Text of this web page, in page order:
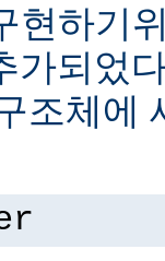
현하기
가되었
조체에